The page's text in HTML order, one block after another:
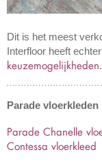
Dit is het meest
Interfloor heeft
keuzemogelijkheden.
Parade vloerkleden
Parade Chanelle
Contessa vloerkleed